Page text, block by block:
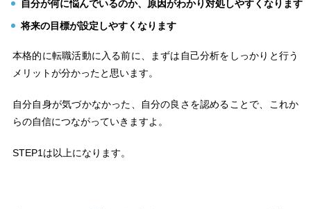
自分が何に悩んでいるのか、原因がわかり対処しやすくなります
将来の目標が設定しやすくなります
本格的に転職活動に入る前に、まずは自己分析をしっかりと行う
メリットが分かったと思います。
自分自身が気づかなかった、自分の良さを認めることで、これか
らの自信につながっていきますよ。
STEP1は以上になります。